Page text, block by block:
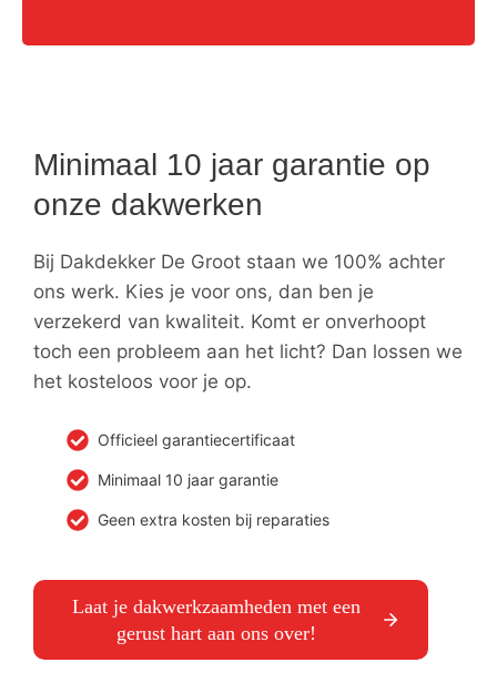
Minimaal 10 jaar garantie op
onze dakwerken
Bij Dakdekker De Groot staan we 100% achter
ons werk. Kies je voor ons, dan ben je
verzekerd van kwaliteit. Komt er onverhoopt
toch een probleem aan het licht? Dan lossen we
het kosteloos voor je op.
Officieel garantiecertificaat
Minimaal 10 jaar garantie
Geen extra kosten bij reparaties
Laat je dakwerkzaamheden met een
gerust hart aan ons over!